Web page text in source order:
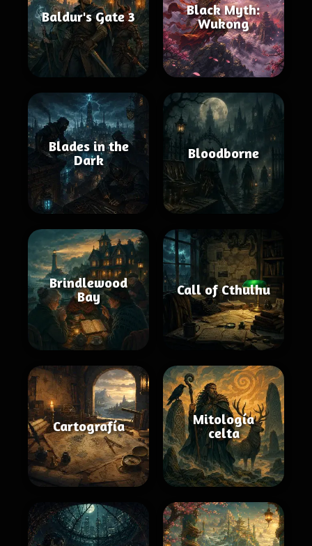
Baldur's Gate 3
Black Myth:
Wukong
Blades in the
Dark
Bloodborne
Brindlewood
Bay
Call of Cthulhu
Cartografía
Mitología
celta